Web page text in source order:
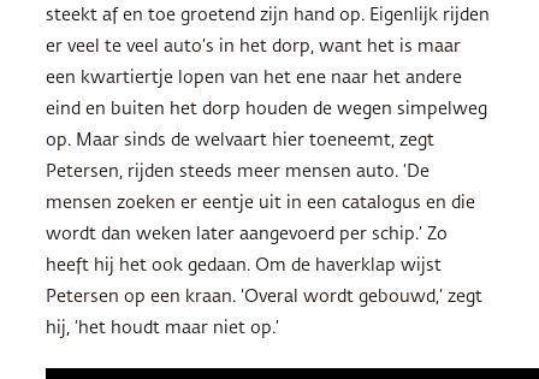
steekt af en toe groetend zijn hand op. Eigenlijk rijden
er veel te veel auto’s in het dorp, want het is maar
een kwartiertje lopen van het ene naar het andere
eind en buiten het dorp houden de wegen simpelweg
op. Maar sinds de welvaart hier toeneemt, zegt
Petersen, rijden steeds meer mensen auto. ‘De
mensen zoeken er eentje uit in een catalogus en die
wordt dan weken later aangevoerd per schip.’ Zo
heeft hij het ook gedaan. Om de haverklap wijst
Petersen op een kraan. ‘Overal wordt gebouwd,’ zegt
hij, ‘het houdt maar niet op.’